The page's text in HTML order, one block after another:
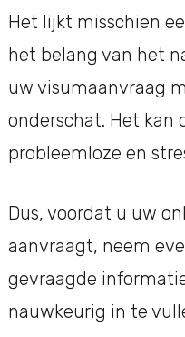
Het lijkt misschien
het belang van het
uw visumaanvraag
onderschat. Het kan
probleemloze en
Dus, voordat u uw
aanvraagt, neem
gevraagde
nauwkeurig in te